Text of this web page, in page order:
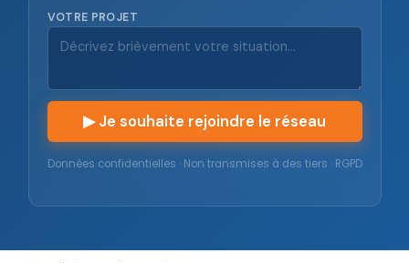
VOTRE PROJET
▶ Je souhaite rejoindre le réseau
Données confidentielles · Non transmises à des tiers · RGPD